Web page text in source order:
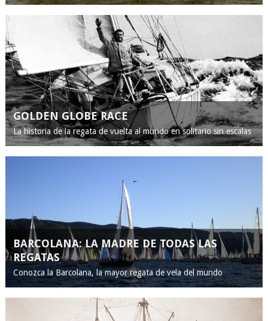
GOLDEN GLOBE RACE
La historia de la regata de vuelta al mundo en solitario sin escalas
BARCOLANA: LA MADRE DE TODAS LAS
REGATAS
Conozca la Barcolana, la mayor regata de vela del mundo